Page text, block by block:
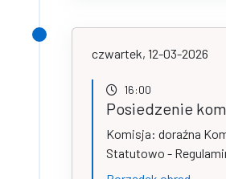
czwartek, 12-03-2026
16:00
Posiedzenie
Komisja: doraźna
Statutowo -